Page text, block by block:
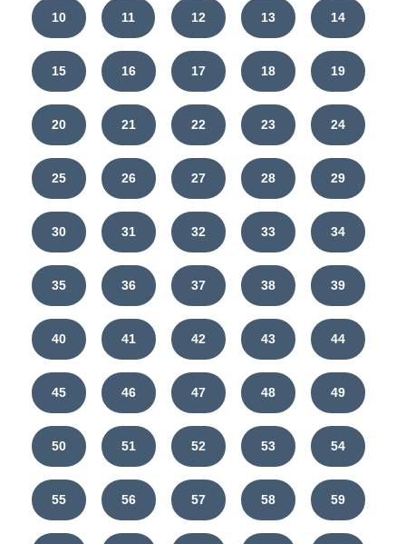
10 11 12 13 14
15 16 17 18 19
20 21 22 23 24
25 26 27 28 29
30 31 32 33 34
35 36 37 38 39
40 41 42 43 44
45 46 47 48 49
50 51 52 53 54
55 56 57 58 59